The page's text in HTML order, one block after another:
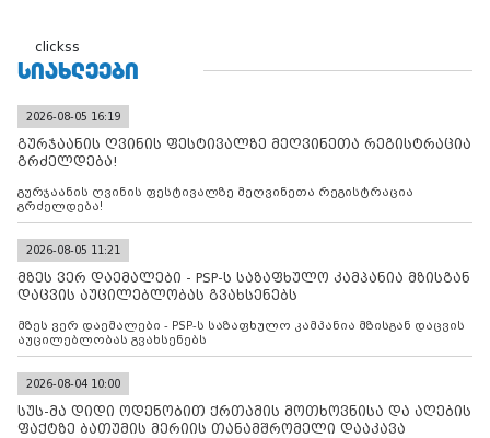
clickss
ᲡᲘᲐᲮᲚᲔᲔᲑᲘ
2026-08-05 16:19
გურჯაანის ღვინის ფესტივალზე მეღვინეთა რეგისტრაცია
გრძელდება!
გურჯაანის ღვინის ფესტივალზე მეღვინეთა რეგისტრაცია
გრძელდება!
2026-08-05 11:21
მზეს ვერ დაემალები - PSP-ს საზაფხულო კამპანია მზისგან
დაცვის აუცილებლობას გვახსენებს
მზეს ვერ დაემალები - PSP-ს საზაფხულო კამპანია მზისგან დაცვის
აუცილებლობას გვახსენებს
2026-08-04 10:00
სუს-მა დიდი ოდენობით ქრთამის მოთხოვნისა და აღების
ფაქტზე ბათუმის მერიის თანამშრომელი დააკავა